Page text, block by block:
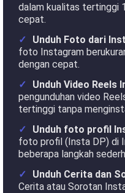
dalam kualitas tertinggi
cepat.
Unduh Foto dari
foto Instagram
dengan cepat.
Unduh Video Reels
pengunduhan video
tertinggi tanpa
Unduh foto profil
foto profil (Insta DP) di
beberapa langkah
Unduh Cerita dan
Cerita atau Sorotan